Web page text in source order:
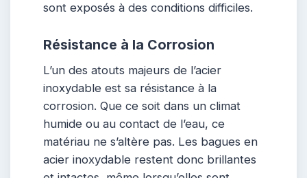
sont exposés à des conditions difficiles.
Résistance à la Corrosion
L’un des atouts majeurs de l’acier
inoxydable est sa résistance à la
corrosion. Que ce soit dans un climat
humide ou au contact de l’eau, ce
matériau ne s’altère pas. Les bagues en
acier inoxydable restent donc brillantes